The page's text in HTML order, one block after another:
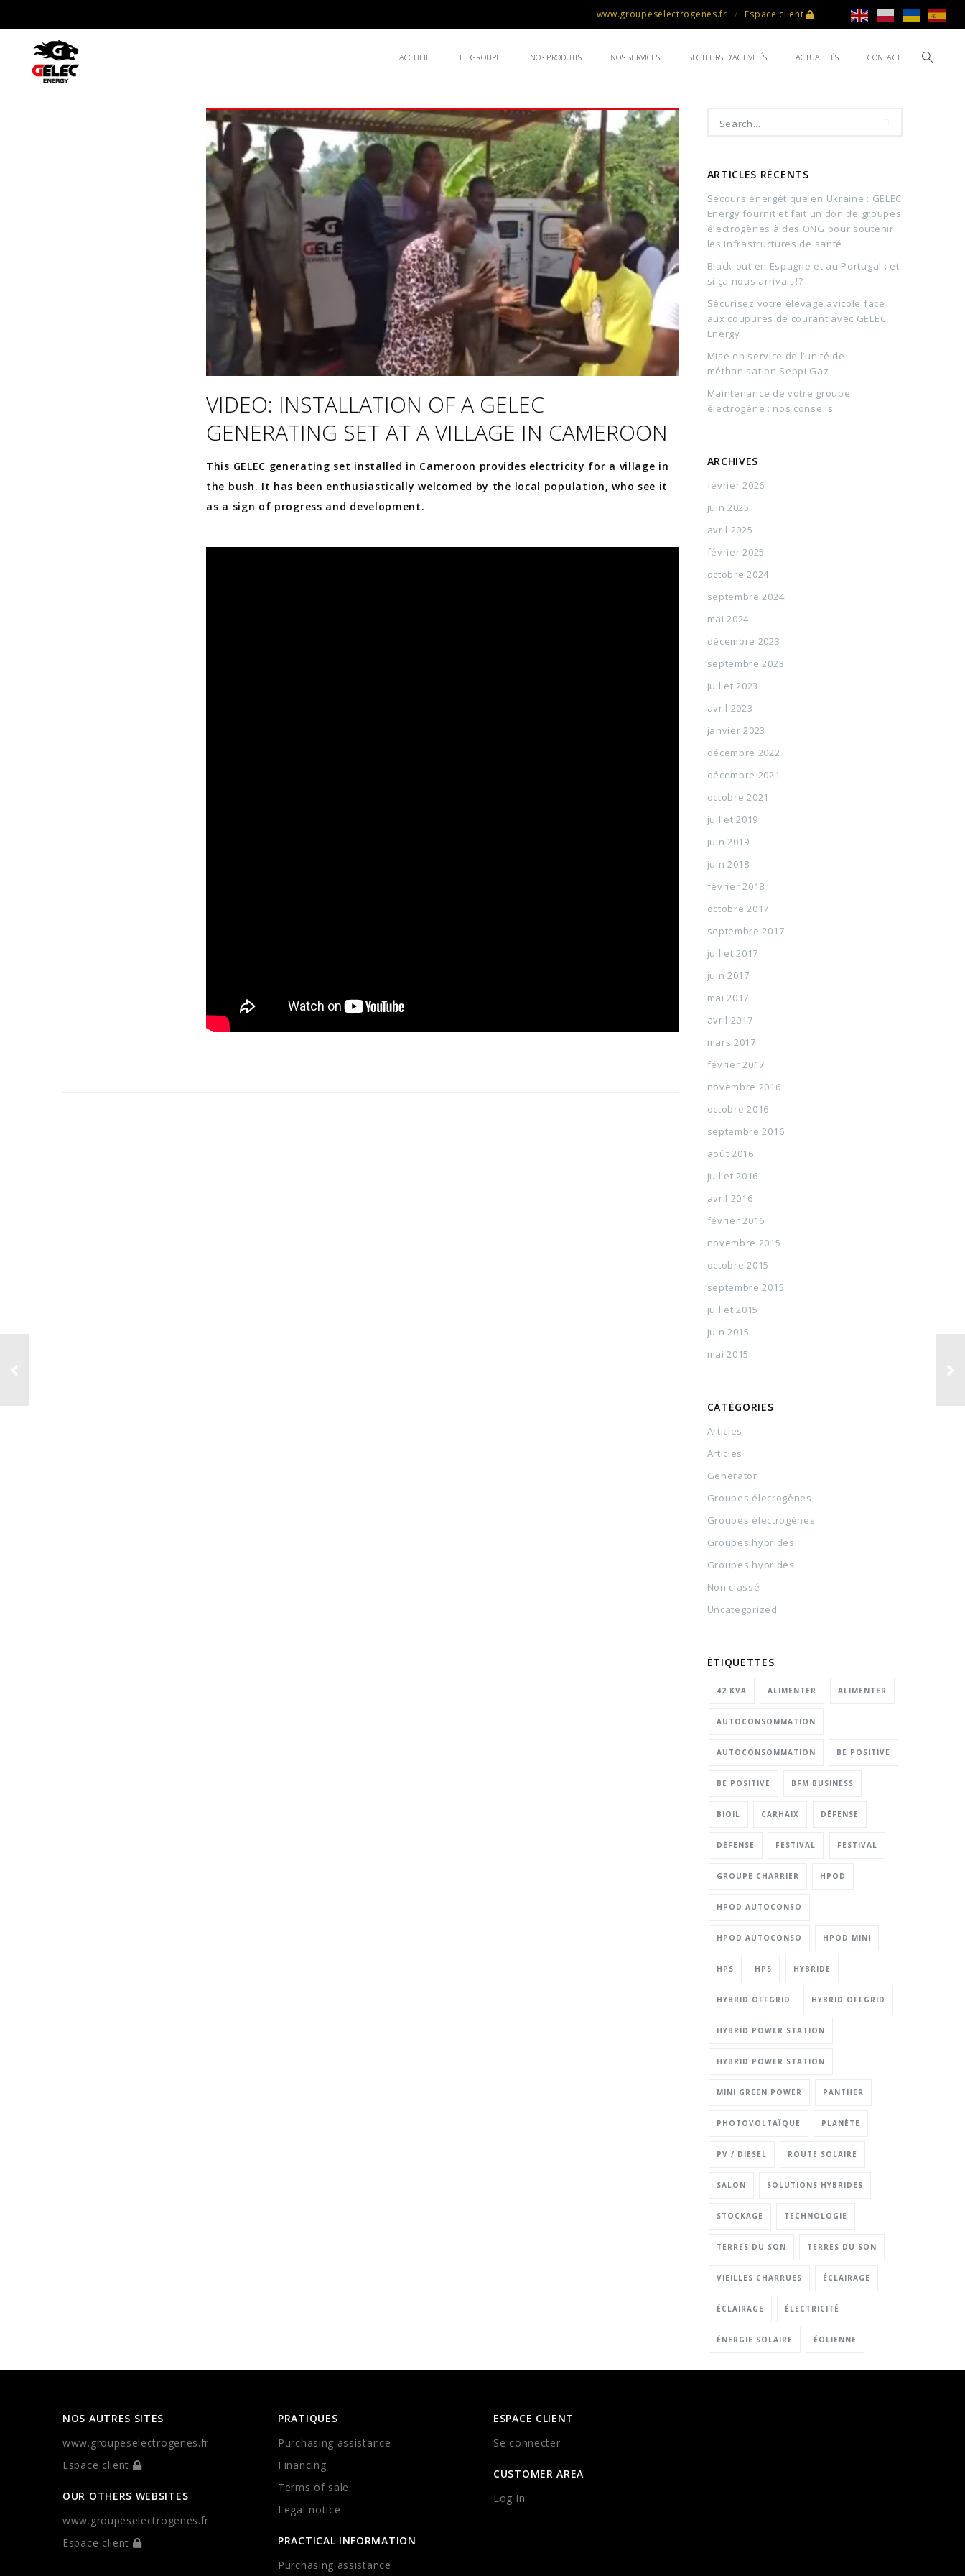
www.groupeselectrogenes.fr Espace client
ACCUEIL LE GROUPE NOS PRODUITS NOS SERVICES SECTEURS D’ACTIVITÉS ACTUALITÉS CONTACT
VIDEO: INSTALLATION OF A GELEC
GENERATING SET AT A VILLAGE IN CAMEROON
This GELEC generating set installed in Cameroon provides electricity for a village in
the bush. It has been enthusiastically welcomed by the local population, who see it
as a sign of progress and development.
ARTICLES RÉCENTS
Secours énergétique en Ukraine : GELEC
Energy fournit et fait un don de groupes
électrogènes à des ONG pour soutenir
les infrastructures de santé
Black-out en Espagne et au Portugal : et
si ça nous arrivait !?
Sécurisez votre élevage avicole face
aux coupures de courant avec GELEC
Energy
Mise en service de l’unité de
méthanisation Seppi Gaz
Maintenance de votre groupe
électrogène : nos conseils
ARCHIVES
février 2026
juin 2025
avril 2025
février 2025
octobre 2024
septembre 2024
mai 2024
décembre 2023
septembre 2023
juillet 2023
avril 2023
janvier 2023
décembre 2022
décembre 2021
octobre 2021
juillet 2019
juin 2019
juin 2018
février 2018
octobre 2017
septembre 2017
juillet 2017
juin 2017
mai 2017
avril 2017
mars 2017
février 2017
novembre 2016
octobre 2016
septembre 2016
août 2016
juillet 2016
avril 2016
février 2016
novembre 2015
octobre 2015
septembre 2015
juillet 2015
juin 2015
mai 2015
CATÉGORIES
Articles
Articles
Generator
Groupes élecrogènes
Groupes électrogènes
Groupes hybrides
Groupes hybrides
Non classé
Uncategorized
ÉTIQUETTES
42 KVA ALIMENTER ALIMENTER
AUTOCONSOMMATION
AUTOCONSOMMATION BE POSITIVE
BE POSITIVE BFM BUSINESS
BIOIL CARHAIX DÉFENSE
DÉFENSE FESTIVAL FESTIVAL
GROUPE CHARRIER HPOD
HPOD AUTOCONSO
HPOD AUTOCONSO HPOD MINI
HPS HPS HYBRIDE
HYBRID OFFGRID HYBRID OFFGRID
HYBRID POWER STATION
HYBRID POWER STATION
MINI GREEN POWER PANTHER
PHOTOVOLTAÏQUE PLANÈTE
PV / DIESEL ROUTE SOLAIRE
SALON SOLUTIONS HYBRIDES
STOCKAGE TECHNOLOGIE
TERRES DU SON TERRES DU SON
VIEILLES CHARRUES ÉCLAIRAGE
ÉCLAIRAGE ÉLECTRICITÉ
ÉNERGIE SOLAIRE ÉOLIENNE
NOS AUTRES SITES
www.groupeselectrogenes.fr
Espace client
OUR OTHERS WEBSITES
www.groupeselectrogenes.fr
Espace client
PRATIQUES
Purchasing assistance
Financing
Terms of sale
Legal notice
PRACTICAL INFORMATION
Purchasing assistance
ESPACE CLIENT
Se connecter
CUSTOMER AREA
Log in